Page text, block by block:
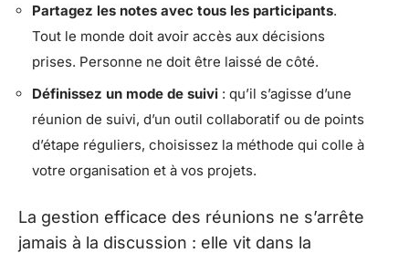
Partagez les notes avec tous les participants.
Tout le monde doit avoir accès aux décisions
prises. Personne ne doit être laissé de côté.
Définissez un mode de suivi : qu’il s’agisse d’une
réunion de suivi, d’un outil collaboratif ou de points
d’étape réguliers, choisissez la méthode qui colle à
votre organisation et à vos projets.
La gestion efficace des réunions ne s’arrête
jamais à la discussion : elle vit dans la